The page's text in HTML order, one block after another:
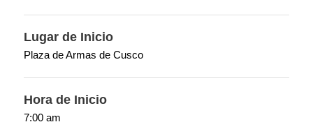
Lugar de Inicio
Plaza de Armas de Cusco
Hora de Inicio
7:00 am